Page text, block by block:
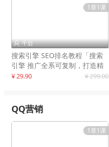
1章1课
 千启
搜索引擎 SEO排名教程「搜索
引擎 推广全系可复制，打造精
准被动流量系统
¥ 29.90 ¥ 299.00
QQ营销
1章1课